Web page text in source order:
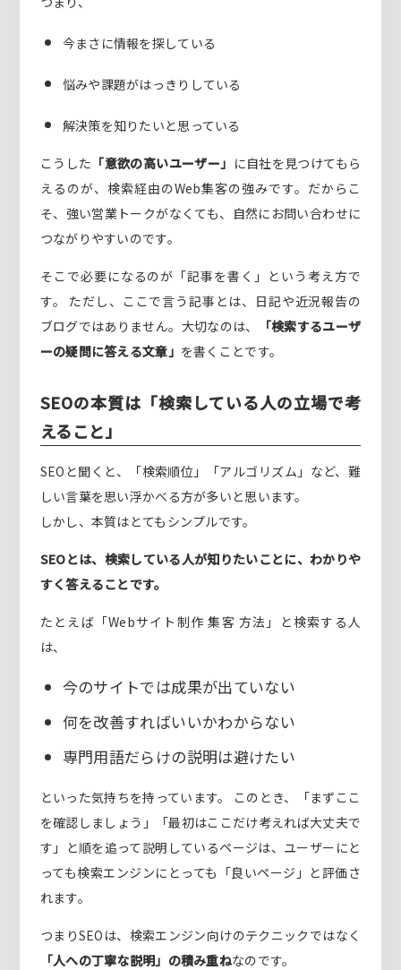
今まさに情報を探している
悩みや課題がはっきりしている
解決策を知りたいと思っている
こうした 「意欲の高いユーザー」 に自社を見つけてもら
えるのが、検索経由のWeb集客の強みです。だからこ
そ、強い営業トークがなくても、自然にお問い合わせに
つながりやすいのです。
そこで必要になるのが「記事を書く」という考え方で
す。 ただし、ここで言う記事とは、日記や近況報告の
ブログではありません。大切なのは、
「検索するユーザ
ーの疑問に答える文章」 を書くことです。
SEOの本質は「検索している人の立場で考
えること」
SEOと聞くと、「検索順位」「アルゴリズム」など、難
しい言葉を思い浮かべる方が多いと思います。
しかし、本質はとてもシンプルです。
SEOとは、検索している人が知りたいことに、わかりや
すく答えることです。
たとえば「Webサイト制作 集客 方法」と検索する人
は、
今のサイトでは成果が出ていない
何を改善すればいいかわからない
専門用語だらけの説明は避けたい
といった気持ちを持っています。 このとき、「まずここ
を確認しましょう」「最初はここだけ考えれば大丈夫で
す」と順を追って説明しているページは、ユーザーにと
っても検索エンジンにとっても「良いページ」と評価さ
れます。
つまりSEOは、検索エンジン向けのテクニックではなく
「人への丁寧な説明」の積み重ねなのです。